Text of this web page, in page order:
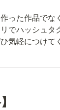
った作品でな
でハッシュタ
気軽につけて